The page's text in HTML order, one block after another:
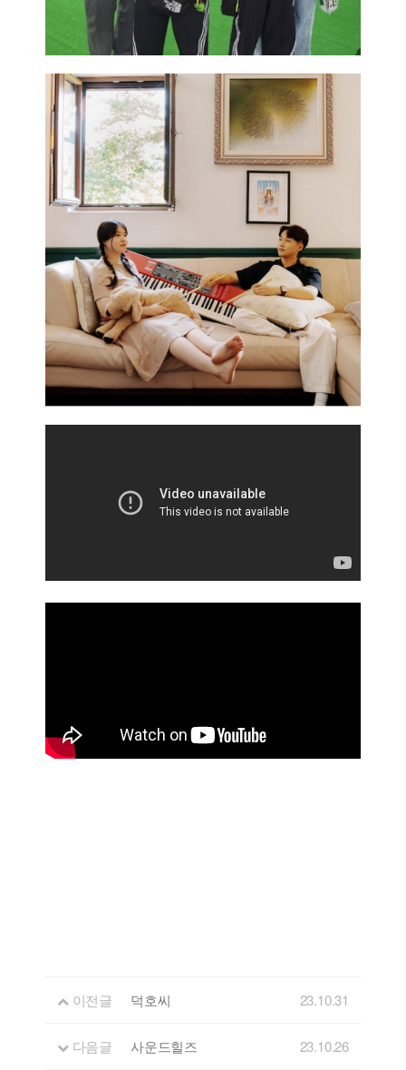
이전글 덕호씨 23.10.31
다음글 사운드힐즈 23.10.26